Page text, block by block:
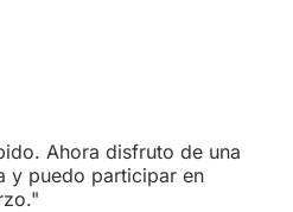
Ahora disfruto de una
y puedo participar en